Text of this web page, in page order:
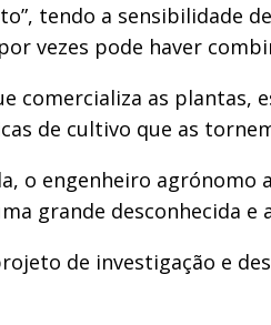
tendo a sensibilidade
vezes pode haver
comercializa as plantas,
de cultivo que as
o engenheiro
grande desconhecida e
de investigação e